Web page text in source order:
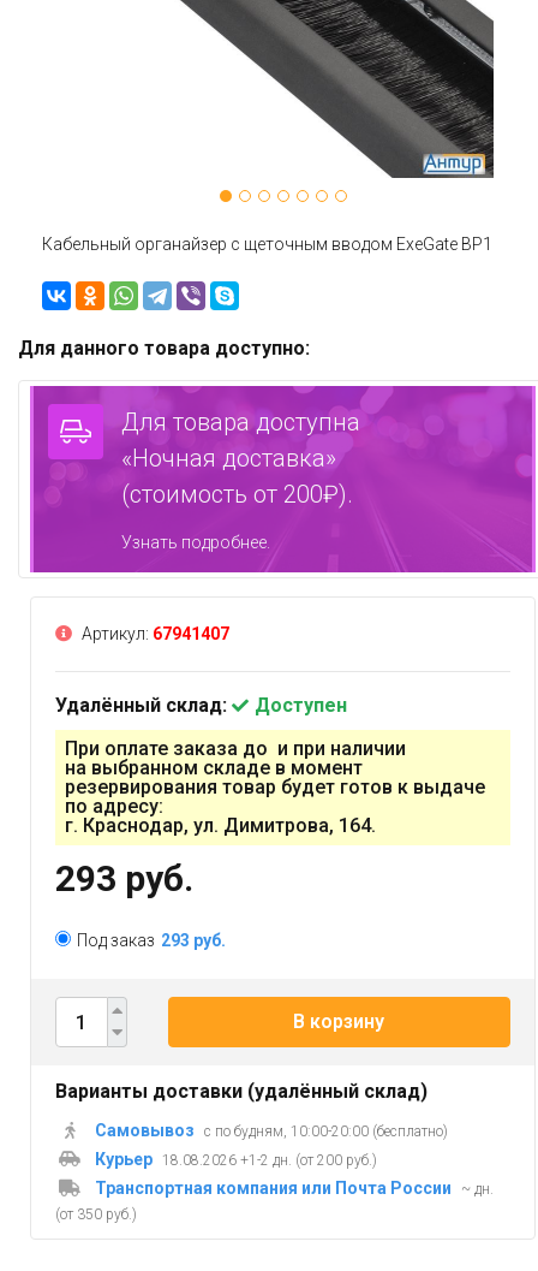
Кабельный органайзер c щеточным вводом ExeGate BP1
Для данного товара доступно:
Для товара доступна
«Ночная доставка»
(стоимость от 200₽).
Узнать подробнее.
Артикул: 67941407
Удалённый склад:
Доступен
При оплате заказа до и при наличии
на выбранном складе в момент
резервирования товар будет готов к выдаче
по адресу:
г. Краснодар, ул. Димитрова, 164.
293 руб.
Под заказ 293 руб.
В корзину
Варианты доставки (удалённый склад)
Самовывоз с по будням, 10:00-20:00 (бесплатно)
Курьер 18.08.2026 +1-2 дн. (от 200 руб.)
Транспортная компания или Почта России
~ дн.
(от 350 руб.)